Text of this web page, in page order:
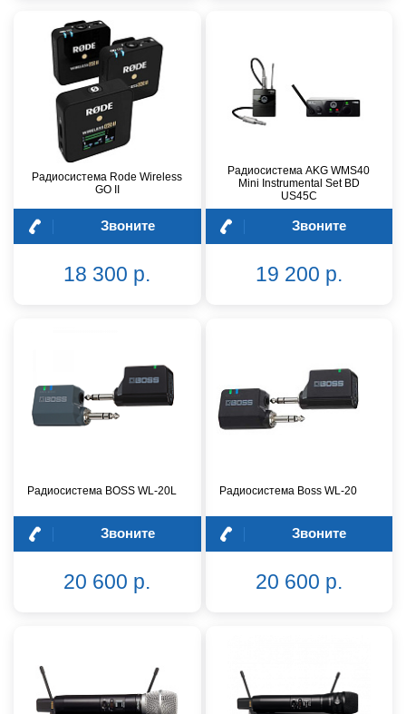
Радиосистема Rode Wireless
GO II
Звоните
18 300 р.
Радиосистема AKG WMS40
Mini Instrumental Set BD
US45C
Звоните
19 200 р.
Радиосистема BOSS WL-20L
Звоните
20 600 р.
Радиосистема Boss WL-20
Звоните
20 600 р.